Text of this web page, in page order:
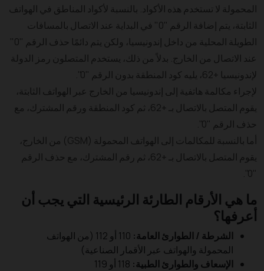
المحمولة لا تستخدم هذه الأكواد. بالنسبة لأكواد المناطق في الهواتف
الثابتة، يتم إضافة الرقم "0" في البداية عند الاتصال بالمسافات
الطويلة المحلية من داخل إندونيسيا، ولكن يتم دائمًا حذف الرقم "0"
عند الاتصال من الخارج. بدلاً من ذلك، يستخدم المتصلون رمز الدولة
لإندونيسيا +62، يليه كود المنطقة بدون الرقم "0".
لإجراء مكالمة هاتفية إلى إندونيسيا من الخارج عبر الهواتف الثابتة،
يقوم المتصل بالاتصال بـ +62، ثم كود المنطقة ورقم المشترك، مع
حذف الرقم "0".
أما بالنسبة للمكالمات إلى الهواتف المحمولة (GSM) من الخارج،
يقوم المتصل بالاتصال بـ +62، ثم رقم المشترك، مع حذف الرقم
"0".
ما هي الأرقام الطارئة الرئيسية التي يجب أن
أعرفها؟
الشرطة / الطوارئ العامة:
110 أو 112 (من الهواتف
المحمولة والهواتف عبر الأقمار الصناعية)
الإسعاف والطوارئ الطبية: